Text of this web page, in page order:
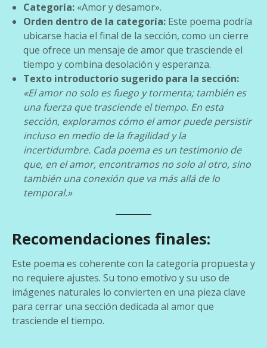
Categoría: «Amor y desamor».
Orden dentro de la categoría: Este poema podría
ubicarse hacia el final de la sección, como un cierre
que ofrece un mensaje de amor que trasciende el
tiempo y combina desolación y esperanza.
Texto introductorio sugerido para la sección:
«El amor no solo es fuego y tormenta; también es
una fuerza que trasciende el tiempo. En esta
sección, exploramos cómo el amor puede persistir
incluso en medio de la fragilidad y la
incertidumbre. Cada poema es un testimonio de
que, en el amor, encontramos no solo al otro, sino
también una conexión que va más allá de lo
temporal.»
Recomendaciones finales:
Este poema es coherente con la categoría propuesta y
no requiere ajustes. Su tono emotivo y su uso de
imágenes naturales lo convierten en una pieza clave
para cerrar una sección dedicada al amor que
trasciende el tiempo.